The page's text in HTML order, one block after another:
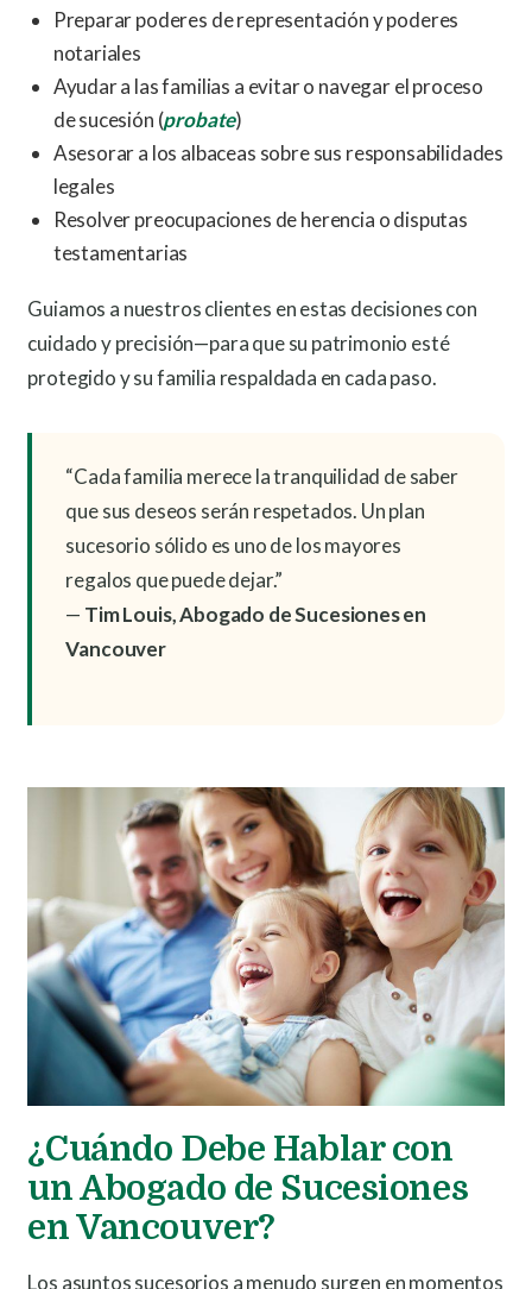
Preparar poderes de representación y poderes
notariales
Ayudar a las familias a evitar o navegar el proceso
de sucesión (probate)
Asesorar a los albaceas sobre sus responsabilidades
legales
Resolver preocupaciones de herencia o disputas
testamentarias
Guiamos a nuestros clientes en estas decisiones con
cuidado y precisión—para que su patrimonio esté
protegido y su familia respaldada en cada paso.
“Cada familia merece la tranquilidad de saber
que sus deseos serán respetados. Un plan
sucesorio sólido es uno de los mayores
regalos que puede dejar.”
— Tim Louis, Abogado de Sucesiones en
Vancouver
¿Cuándo Debe Hablar con
un Abogado de Sucesiones
en Vancouver?
Los asuntos sucesorios a menudo surgen en momentos